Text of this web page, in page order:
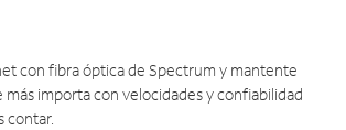
con fibra óptica de Spectrum y mantente
importa con velocidades y confiabilidad
contar.